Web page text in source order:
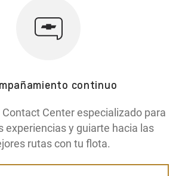
continuo
Center especializado para
experiencias y guiarte hacia las
rutas con tu flota.